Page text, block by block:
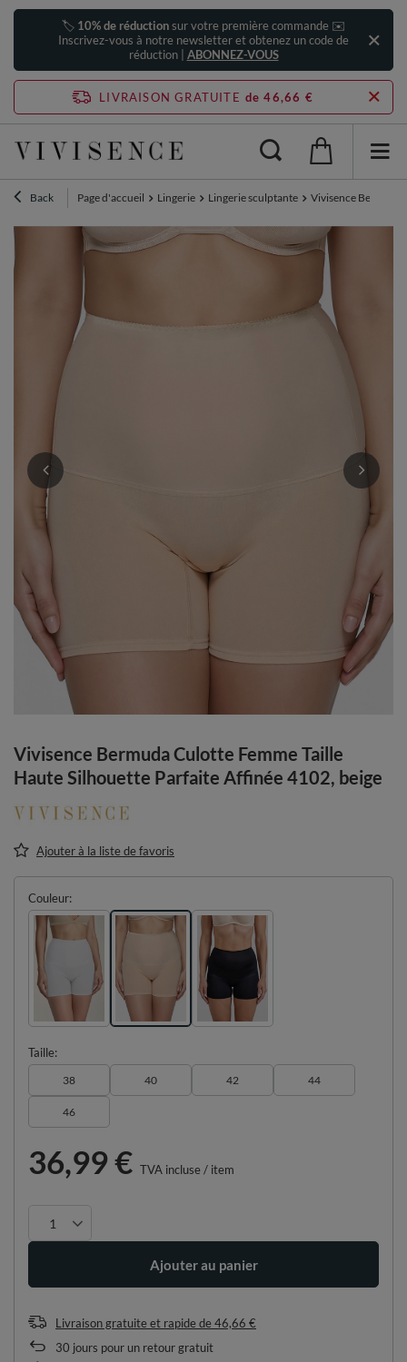
🏷️ 10% de réductionsur votre première commande ✉️
Inscrivez-vous à notre newsletter et obtenez un code de
réduction | ABONNEZ-VOUS
LIVRAISON GRATUITE de 46,66 €
Back Page d'accueil Lingerie Lingerie sculptante Vivisence Bermuda
Vivisence Bermuda Culotte Femme Taille
Haute Silhouette Parfaite Affinée 4102, beige
Ajouter à la liste de favoris
Couleur
Taille
38 40 42 44
46
36,99 € TVA incluse/ item
Ajouter au panier
Livraison gratuite et rapidede46,66 €
30 jours pour un retour gratuit